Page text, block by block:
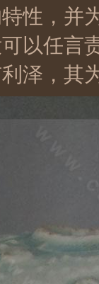
性，并
以任言
泽，其